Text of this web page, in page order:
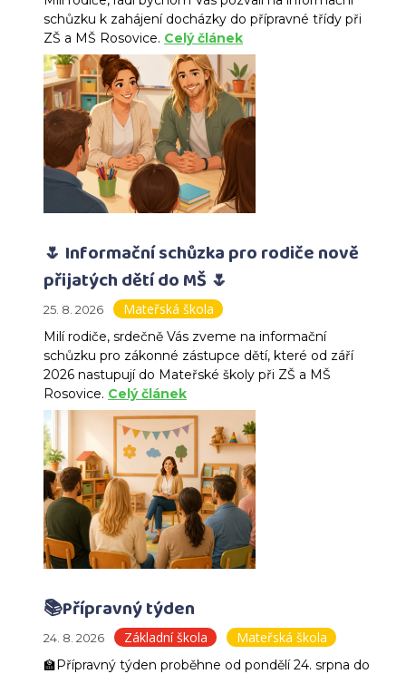
schůzku k zahájení docházky do přípravné třídy při
ZŠ a MŠ Rosovice. Celý článek
🌷 Informační schůzka pro rodiče nově
přijatých dětí do MŠ 🌷
25. 8. 2026 Mateřská škola
Milí rodiče, srdečně Vás zveme na informační
schůzku pro zákonné zástupce dětí, které od září
2026 nastupují do Mateřské školy při ZŠ a MŠ
Rosovice. Celý článek
📚Přípravný týden
24. 8. 2026 Základní škola Mateřská škola
🏫Přípravný týden proběhne od pondělí 24. srpna do